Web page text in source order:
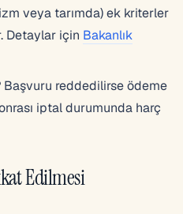
veya tarımda) ek kriterler
Detaylar için Bakanlık
Başvuru reddedilirse ödeme
iptal durumunda harç
Edilmesi